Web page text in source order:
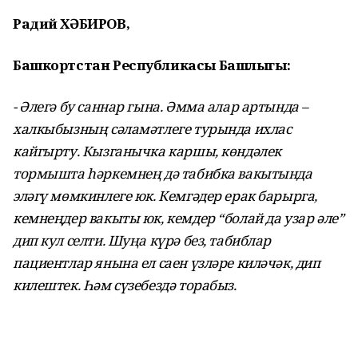
Радий ХӘБИРОВ,
Башкортстан Республикасы Башлыгы:
- Әлегә бу саннар гына. Әмма алар артында –
халкыбызның сәламәтлеге турында ихлас
кайгырту. Кызганычка каршы, көндәлек
тормышта һәркемнең дә табибка вакытында
эләгү мөмкинлеге юк. Кемгәдер ерак барырга,
кемнеңдер вакыты юк, кемдер “болай да узар әле”
дип кул селти. Шуңа күрә без, табиблар
пациентлар янына ел саен үзләре киләчәк, дип
килештек. Һәм сүзебездә торабыз.